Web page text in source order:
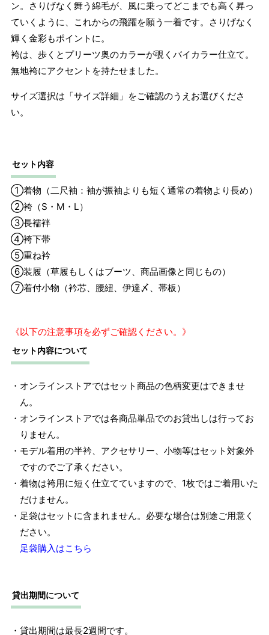
165cm
長襦袢 着物に合わせた寸法
袴下帯 フリーサイズ
重ね衿 フリーサイズ
の場合
目安）
着付小物 フリーサイズ
ン。さりげなく舞う綿毛が、風に乗ってどこまでも高く昇っ
ていくように、これからの飛躍を願う一着です。さりげなく
輝く金彩もポイントに。
袴は、歩くとプリーツ奥のカラーが覗くバイカラー仕立て。
無地袴にアクセントを持たせました。
サイズ選択は「サイズ詳細」をご確認のうえお選びくださ
い。
セット内容
①着物（二尺袖：袖が振袖よりも短く通常の着物より長め）
②袴（S・M・L）
③長襦袢
④袴下帯
⑤重ね衿
⑥装履（草履もしくはブーツ、商品画像と同じもの）
⑦着付小物（衿芯、腰紐、伊達〆、帯板）
《以下の注意事項を必ずご確認ください。》
セット内容について
・オンラインストアではセット商品の色柄変更はできませ
ん。
・オンラインストアでは各商品単品でのお貸出しは行ってお
りません。
・モデル着用の半衿、アクセサリー、小物等はセット対象外
ですのでご了承ください。
・着物は袴用に短く仕立てていますので、1枚ではご着用いた
だけません。
・足袋はセットに含まれません。必要な場合は別途ご用意く
ださい。
足袋購入はこちら
貸出期間について
・貸出期間は最長2週間です。